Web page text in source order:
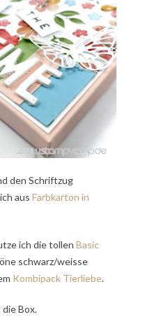
den Schriftzug
aus Farbkarton in
ich die tollen Basic
schwarz/weisse
Kombipack Tierliebe.
Box.